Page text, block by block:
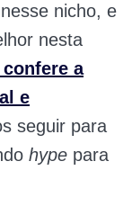
nicho, e
nesta
a
e
seguir para
hype para